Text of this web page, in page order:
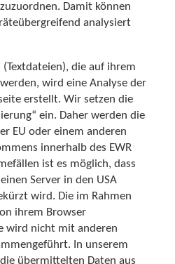
Damit können
analysiert
die auf ihrem
wird eine Analyse der
erstellt. Wir setzen die
ein. Daher werden die
EU oder einem anderen
innerhalb des EWR
ist es möglich, dass
Server in den USA
wird. Die im Rahmen
ihrem Browser
wird nicht mit anderen
In unserem
übermittelten Daten aus